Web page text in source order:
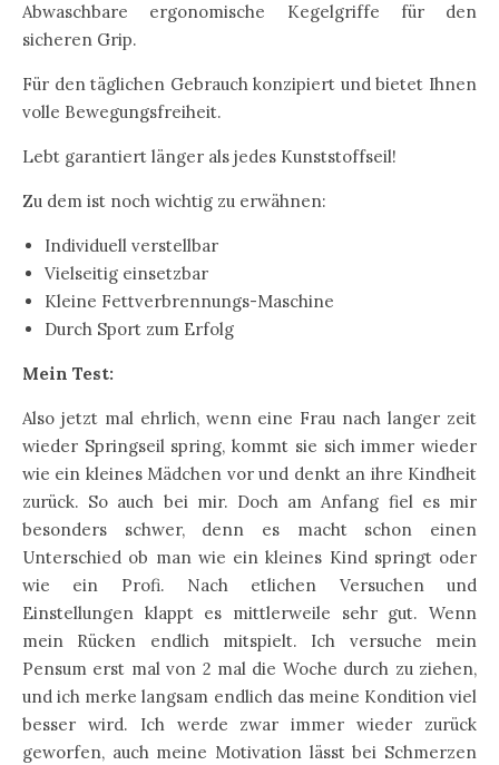
Abwaschbare ergonomische Kegelgriffe für den
sicheren Grip.
Für den täglichen Gebrauch konzipiert und bietet Ihnen
volle Bewegungsfreiheit.
Lebt garantiert länger als jedes Kunststoffseil!
Zu dem ist noch wichtig zu erwähnen:
Individuell verstellbar
Vielseitig einsetzbar
Kleine Fettverbrennungs-Maschine
Durch Sport zum Erfolg
Mein Test:
Also jetzt mal ehrlich, wenn eine Frau nach langer zeit
wieder Springseil spring, kommt sie sich immer wieder
wie ein kleines Mädchen vor und denkt an ihre Kindheit
zurück. So auch bei mir. Doch am Anfang fiel es mir
besonders schwer, denn es macht schon einen
Unterschied ob man wie ein kleines Kind springt oder
wie ein Profi. Nach etlichen Versuchen und
Einstellungen klappt es mittlerweile sehr gut. Wenn
mein Rücken endlich mitspielt. Ich versuche mein
Pensum erst mal von 2 mal die Woche durch zu ziehen,
und ich merke langsam endlich das meine Kondition viel
besser wird. Ich werde zwar immer wieder zurück
geworfen, auch meine Motivation lässt bei Schmerzen